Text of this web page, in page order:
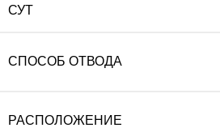
СУТ
СПОСОБ ОТВОДА
РАСПОЛОЖЕНИЕ